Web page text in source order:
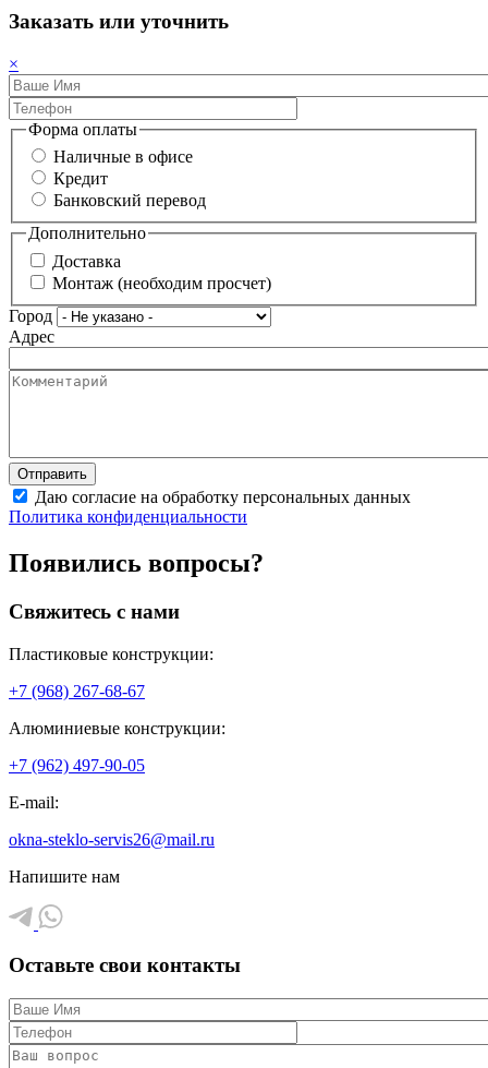
Заказать или уточнить
×
Форма оплаты
Наличные в офисе
Кредит
Банковский перевод
Дополнительно
Доставка
Монтаж (необходим просчет)
Город
Адрес
Даю согласие на обработку персональных данных
Политика конфиденциальности
Появились вопросы?
Свяжитесь с нами
Пластиковые конструкции:
+7 (968) 267-68-67
Алюминиевые конструкции:
+7 (962) 497-90-05
E-mail:
okna-steklo-servis26@mail.ru
Напишите нам
Оставьте свои контакты